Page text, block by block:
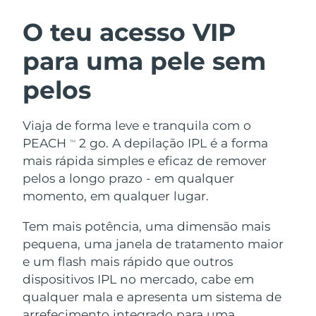
O teu acesso VIP
para uma pele sem
pelos
Viaja de forma leve e tranquila com o
PEACHTM
2 go. A depilação IPL é a forma
mais rápida simples e eficaz de remover
pelos a longo prazo - em qualquer
momento, em qualquer lugar.
Tem mais potência, uma dimensão mais
pequena, uma janela de tratamento maior
e um flash mais rápido que outros
dispositivos IPL no mercado, cabe em
qualquer mala e apresenta um sistema de
Limpeza facial
Anti-aging massage
LUNA™ 4 Plus
Massage, LED heating
LUNA™ 4 Men
For men, anti-aging massage
Microcurrent toning
BEAR™ 2 go
Microcurrent toning on-the-go
BEAR™ 2 eyes & lips
Microcurrent line smoothing device
Hidratação
UFO™ 3 kit
UFO™ 3 LED
Near-infrared and red light therapy
device
Cuidado oral
issa™ 4
issa™ 4 plus
Smart hybrid silicone sonic toothbrush
FAQ™
Antienvelhecimento
NEW
Áustria Entrega prevista
Barein Entrega prevista8/10/26
Bélgica
Bermudas Entrega prevista
Bósnia e
Herzegovina
Entrega prevista8/12/26
Brunei Entrega prevista
Canadá Entrega prevista
Chile Entrega prevista8/13/26